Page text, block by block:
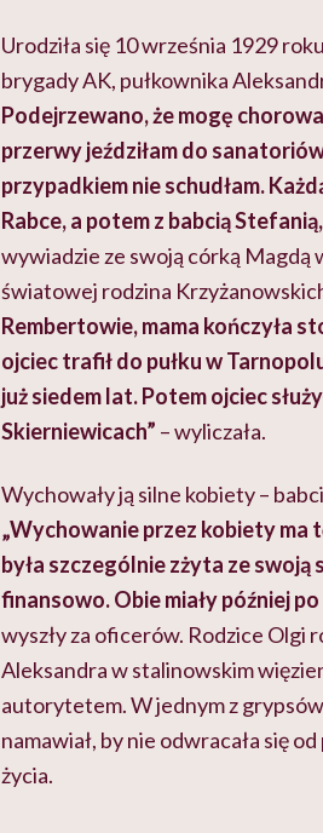
Urodziła się 10 września 1929
brygady AK, pułkownika
Podejrzewano, że mogę
przerwy jeździłam do
przypadkiem nie schudłam.
Rabce, a potem z babcią
wywiadzie ze swoją córką Magdą
światowej rodzina
Rembertowie, mama kończyła
ojciec trafił do pułku w
już siedem lat. Potem ojciec
Skierniewicach” – wyliczała.
Wychowały ją silne kobiety –
„Wychowanie przez kobiety ma
była szczególnie zżyta ze
finansowo. Obie miały później
wyszły za oficerów. Rodzice Olgi
Aleksandra w stalinowskim
autorytetem. W jednym z grypsów
namawiał, by nie odwracała się
życia.